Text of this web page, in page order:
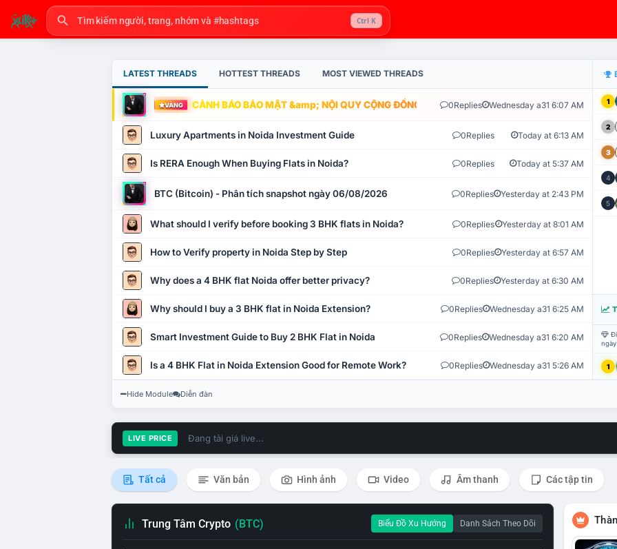
Ctrl K
LATEST THREADS HOTTEST THREADS MOST VIEWED THREADS
VÀNG CẢNH BÁO BẢO MẬT &amp; NỘI QUY CỘNG ĐỒNG VLIKE.VN: HỆ THỐNG GIÁM SÁT TỰ
0Replies Wednesday a31 6:07 AM
Luxury Apartments in Noida Investment Guide 0Replies Today at 6:13 AM
Is RERA Enough When Buying Flats in Noida? 0Replies Today at 5:37 AM
BTC (Bitcoin) - Phân tích snapshot ngày 06/08/2026 0Replies Yesterday at 2:43 PM
What should I verify before booking 3 BHK flats in Noida? 0Replies Yesterday at 8:01 AM
How to Verify property in Noida Step by Step 0Replies Yesterday at 6:57 AM
Why does a 4 BHK flat Noida offer better privacy? 0Replies Yesterday at 6:30 AM
Why should I buy a 3 BHK flat in Noida Extension? 0Replies Wednesday a31 6:25 AM
Smart Investment Guide to Buy 2 BHK Flat in Noida 0Replies Wednesday a31 6:20 AM
Is a 4 BHK Flat in Noida Extension Good for Remote Work? 0Replies Wednesday a31 5:26 AM
1
2
3
4
5
1
Hide Module Diễn đàn
LIVE PRICE Đang tải giá live...
Tất cả Văn bản Hình ảnh Video Âm thanh Các tập tin
Trung Tâm Crypto (BTC) Biểu Đồ Xu Hướng Danh Sách Theo Dõi